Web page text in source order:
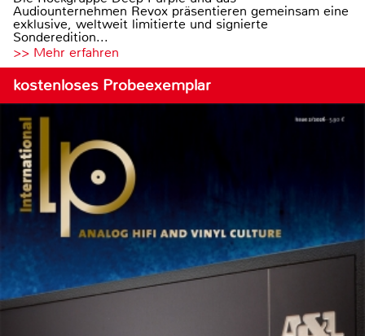
Audiounternehmen Revox präsentieren gemeinsam eine
exklusive, weltweit limitierte und signierte
Sonderedition...
>> Mehr erfahren
kostenloses Probeexemplar